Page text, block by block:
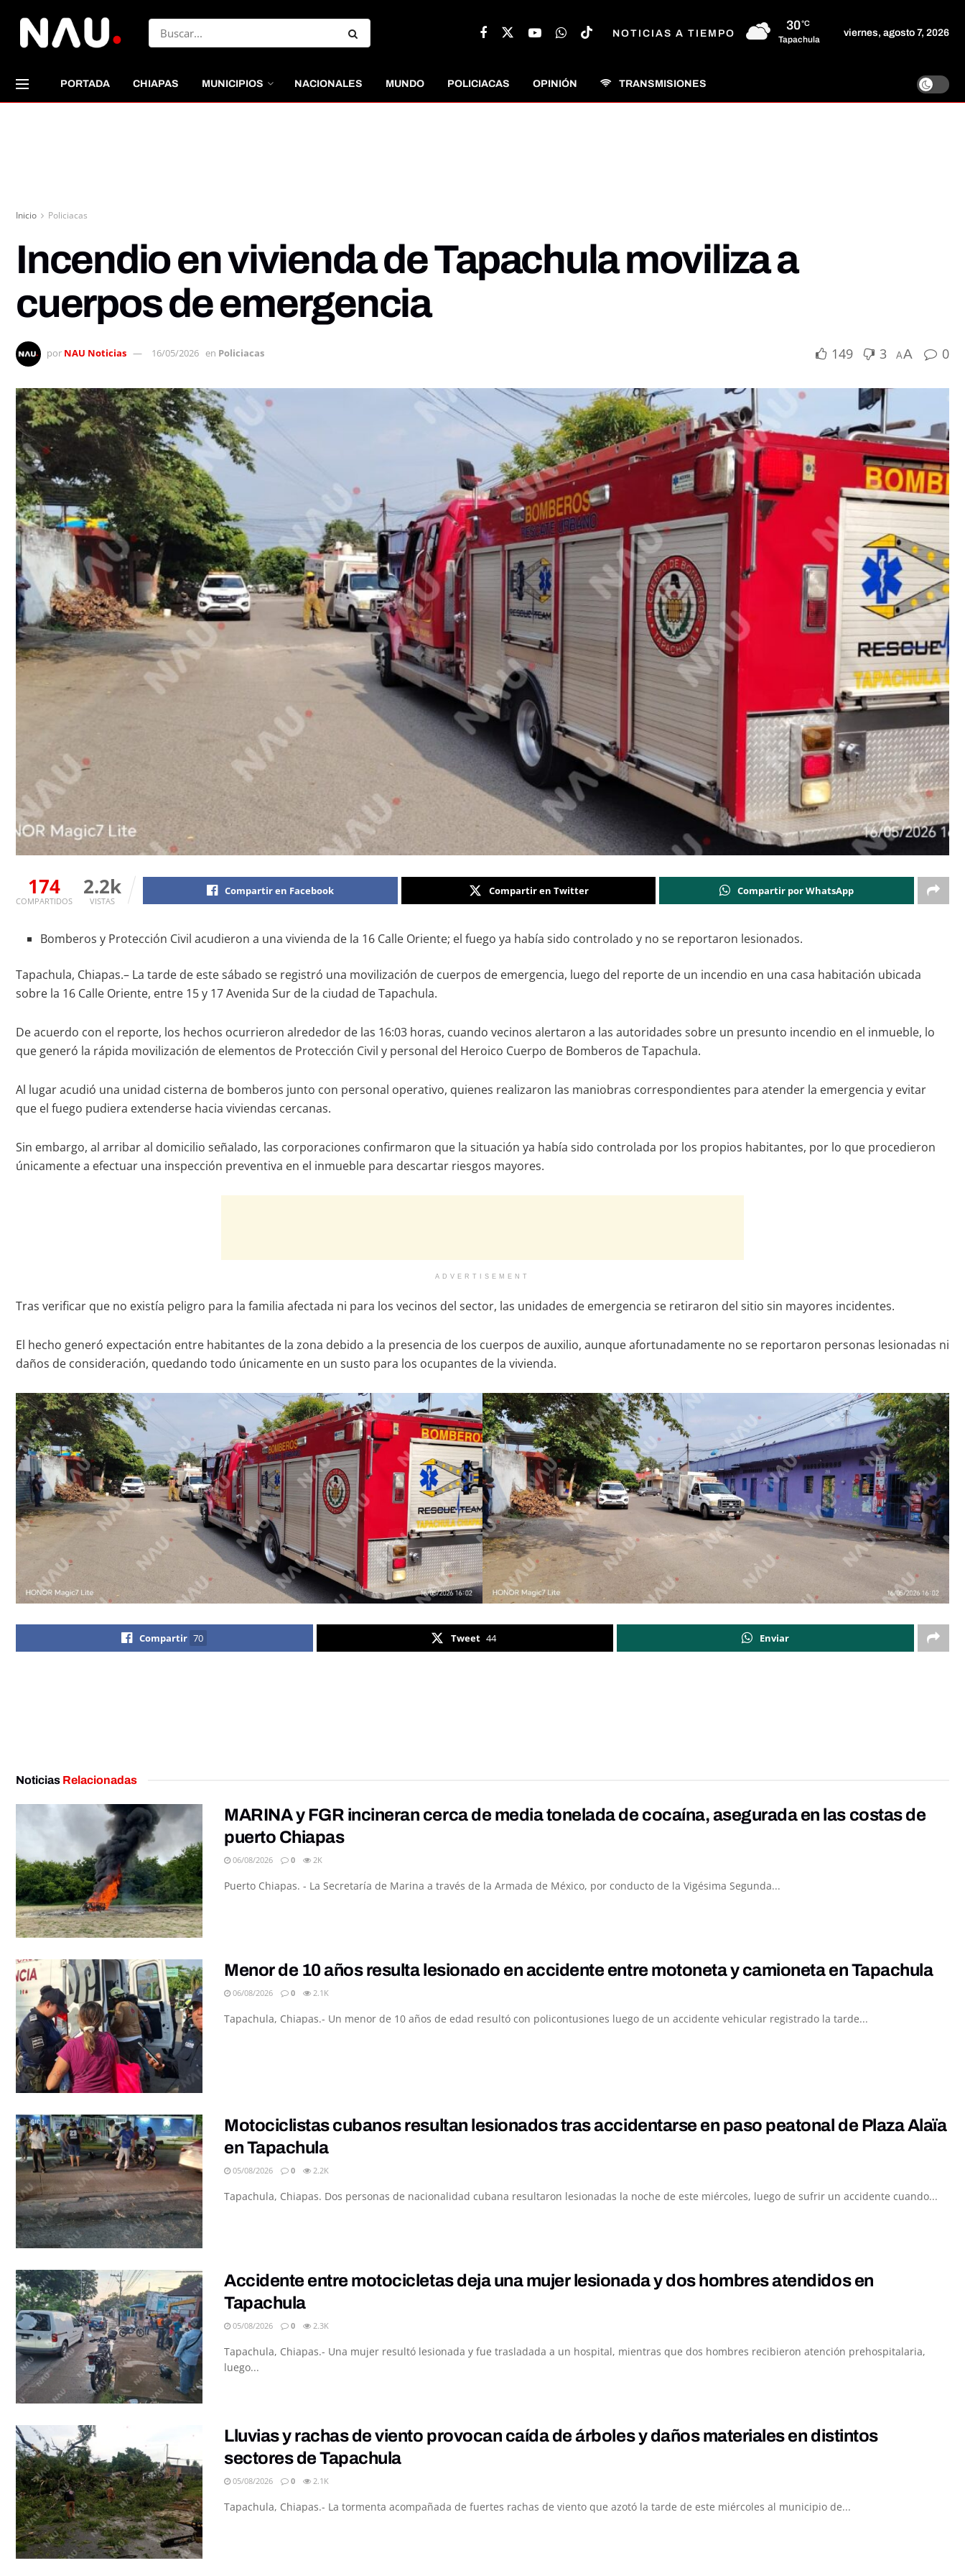
NOTICIAS A TIEMPO
30°C
Tapachula
viernes, agosto 7, 2026
PORTADA CHIAPAS MUNICIPIOS NACIONALES MUNDO POLICIACAS OPINIÓN TRANSMISIONES
Inicio Policiacas
Incendio en vivienda de Tapachula moviliza a
cuerpos de emergencia
por NAU Noticias 16/05/2026 en Policiacas 149 3 AA 0
174
COMPARTIDOS
2.2k
VISTAS
Compartir en Facebook Compartir en Twitter Compartir por WhatsApp
Bomberos y Protección Civil acudieron a una vivienda de la 16 Calle Oriente; el fuego ya había sido controlado y no se reportaron lesionados.
Tapachula, Chiapas.– La tarde de este sábado se registró una movilización de cuerpos de emergencia, luego del reporte de un incendio en una casa habitación ubicada
sobre la 16 Calle Oriente, entre 15 y 17 Avenida Sur de la ciudad de Tapachula.
De acuerdo con el reporte, los hechos ocurrieron alrededor de las 16:03 horas, cuando vecinos alertaron a las autoridades sobre un presunto incendio en el inmueble, lo
que generó la rápida movilización de elementos de Protección Civil y personal del Heroico Cuerpo de Bomberos de Tapachula.
Al lugar acudió una unidad cisterna de bomberos junto con personal operativo, quienes realizaron las maniobras correspondientes para atender la emergencia y evitar
que el fuego pudiera extenderse hacia viviendas cercanas.
Sin embargo, al arribar al domicilio señalado, las corporaciones confirmaron que la situación ya había sido controlada por los propios habitantes, por lo que procedieron
únicamente a efectuar una inspección preventiva en el inmueble para descartar riesgos mayores.
ADVERTISEMENT
Tras verificar que no existía peligro para la familia afectada ni para los vecinos del sector, las unidades de emergencia se retiraron del sitio sin mayores incidentes.
El hecho generó expectación entre habitantes de la zona debido a la presencia de los cuerpos de auxilio, aunque afortunadamente no se reportaron personas lesionadas ni
daños de consideración, quedando todo únicamente en un susto para los ocupantes de la vivienda.
Compartir 70 Tweet 44 Enviar
Noticias Relacionadas
MARINA y FGR incineran cerca de media tonelada de cocaína, asegurada en las costas de
puerto Chiapas
06/08/2026 0 2K
Puerto Chiapas. - La Secretaría de Marina a través de la Armada de México, por conducto de la Vigésima Segunda...
Menor de 10 años resulta lesionado en accidente entre motoneta y camioneta en Tapachula
06/08/2026 0 2.1K
Tapachula, Chiapas.- Un menor de 10 años de edad resultó con policontusiones luego de un accidente vehicular registrado la tarde...
Motociclistas cubanos resultan lesionados tras accidentarse en paso peatonal de Plaza Alaïa
en Tapachula
05/08/2026 0 2.2K
Tapachula, Chiapas. Dos personas de nacionalidad cubana resultaron lesionadas la noche de este miércoles, luego de sufrir un accidente cuando...
Accidente entre motocicletas deja una mujer lesionada y dos hombres atendidos en
Tapachula
05/08/2026 0 2.3K
Tapachula, Chiapas.- Una mujer resultó lesionada y fue trasladada a un hospital, mientras que dos hombres recibieron atención prehospitalaria,
luego...
Lluvias y rachas de viento provocan caída de árboles y daños materiales en distintos
sectores de Tapachula
05/08/2026 0 2.1K
Tapachula, Chiapas.- La tormenta acompañada de fuertes rachas de viento que azotó la tarde de este miércoles al municipio de...